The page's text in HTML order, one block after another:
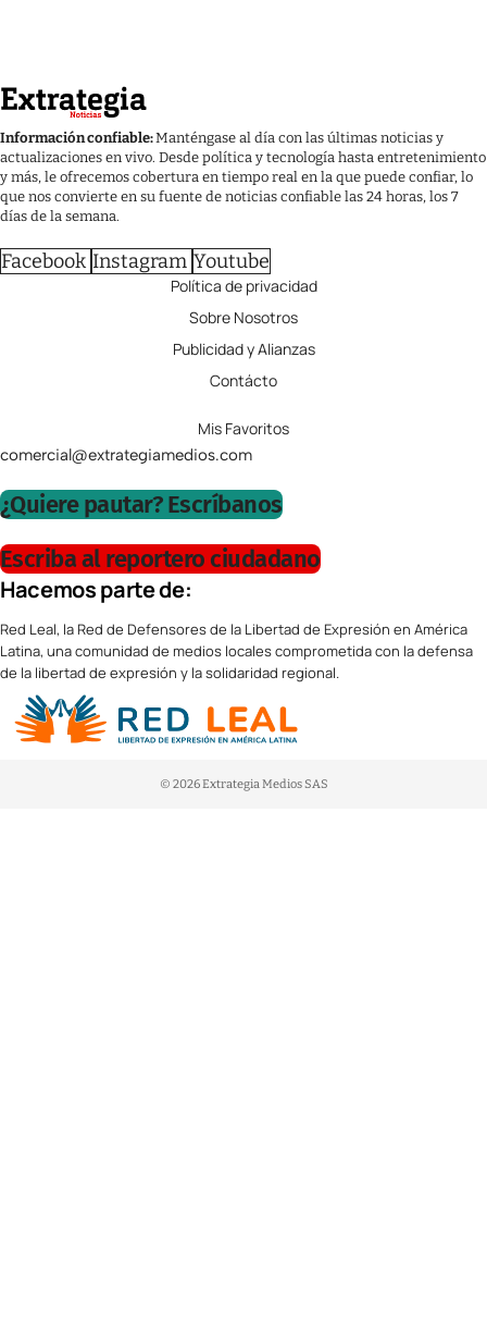
Información confiable:Manténgase al día con las últimas noticias y
actualizaciones en vivo. Desde política y tecnología hasta entretenimiento
y más, le ofrecemos cobertura en tiempo real en la que puede confiar, lo
que nos convierte en su fuente de noticias confiable las 24 horas, los 7
días de la semana.
Facebook Instagram Youtube
Política de privacidad
Sobre Nosotros
Publicidad y Alianzas
Contácto
Mis Favoritos
comercial@extrategiamedios.com
¿Quiere pautar? Escríbanos
Escriba al reportero ciudadano
Hacemos parte de:
Red Leal, la Red de Defensores de la Libertad de Expresión en América
Latina, una comunidad de medios locales comprometida con la defensa
de la libertad de expresión y la solidaridad regional.
© 2026 Extrategia Medios SAS